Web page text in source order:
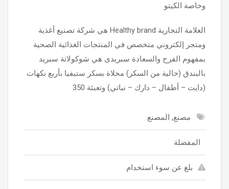
وخاصة الكيتو
العلامة التجارية Healthy brand هي شركة تصنيع أغذية
ومتجر إلكتروني متخصص في المنتجات الغذائية الصحية
بمفهوم الفرح والسعادة سبريدى هي شوكولاتة سبريد
بالبندق (خالية من السكر) محلاة بسكر ستيفيا بأربع نكهات
(دايت – أطفال – دارك – نباتي) وتعبئة 350
مصنع, المصنع
المفضلة
بلغ عن سوء استخدام